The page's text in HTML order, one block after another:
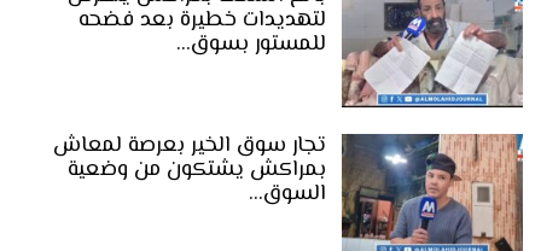
لتهديدات خطيرة بعد فضحه
للمستور بسوق…
تجار سوق الخير بعرصة لمعاش
بمراكش يشتكون من وضعية
السوق…